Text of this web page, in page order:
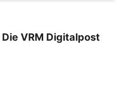
VRM Digitalpost